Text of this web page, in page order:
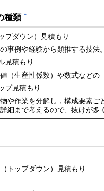
種類 †
プダウン）見積もり
事例や経験から類推する技法
見積もり
（生産性係数）や数式などの
プ見積もり
や作業を分解し，構成要素
細まで考えるので、抜けが多
トップダウン）見積もり